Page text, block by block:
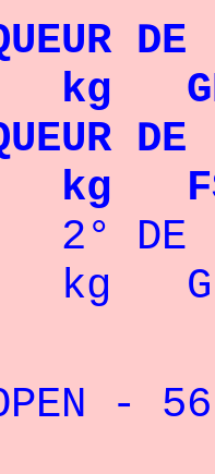
kg
kg
LA
kg